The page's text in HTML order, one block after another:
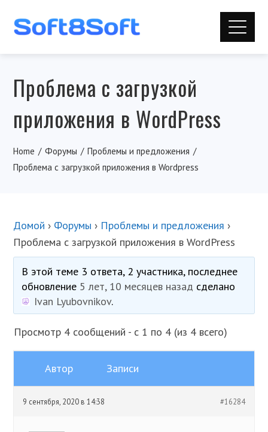
Проблема с загрузкой
приложения в WordPress
Home Форумы
Проблемы и предложения
Проблема с загрузкой приложения в Wordpress
Домой › Форумы › Проблемы и предложения ›
Проблема с загрузкой приложения в WordPress
В этой теме 3 ответа, 2 участника, последнее
обновление 5 лет, 10 месяцев назад сделано
Ivan Lyubovnikov.
Просмотр 4 сообщений - с 1 по 4 (из 4 всего)
Автор Записи
9 сентября, 2020 в 14:38 #16284